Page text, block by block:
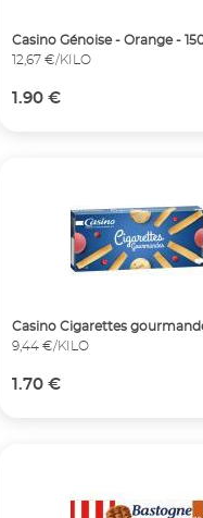
Casino Génoise - Orange -
12,67 €/KILO
1.90 €
Casino Cigarettes
9,44 €/KILO
1.70 €